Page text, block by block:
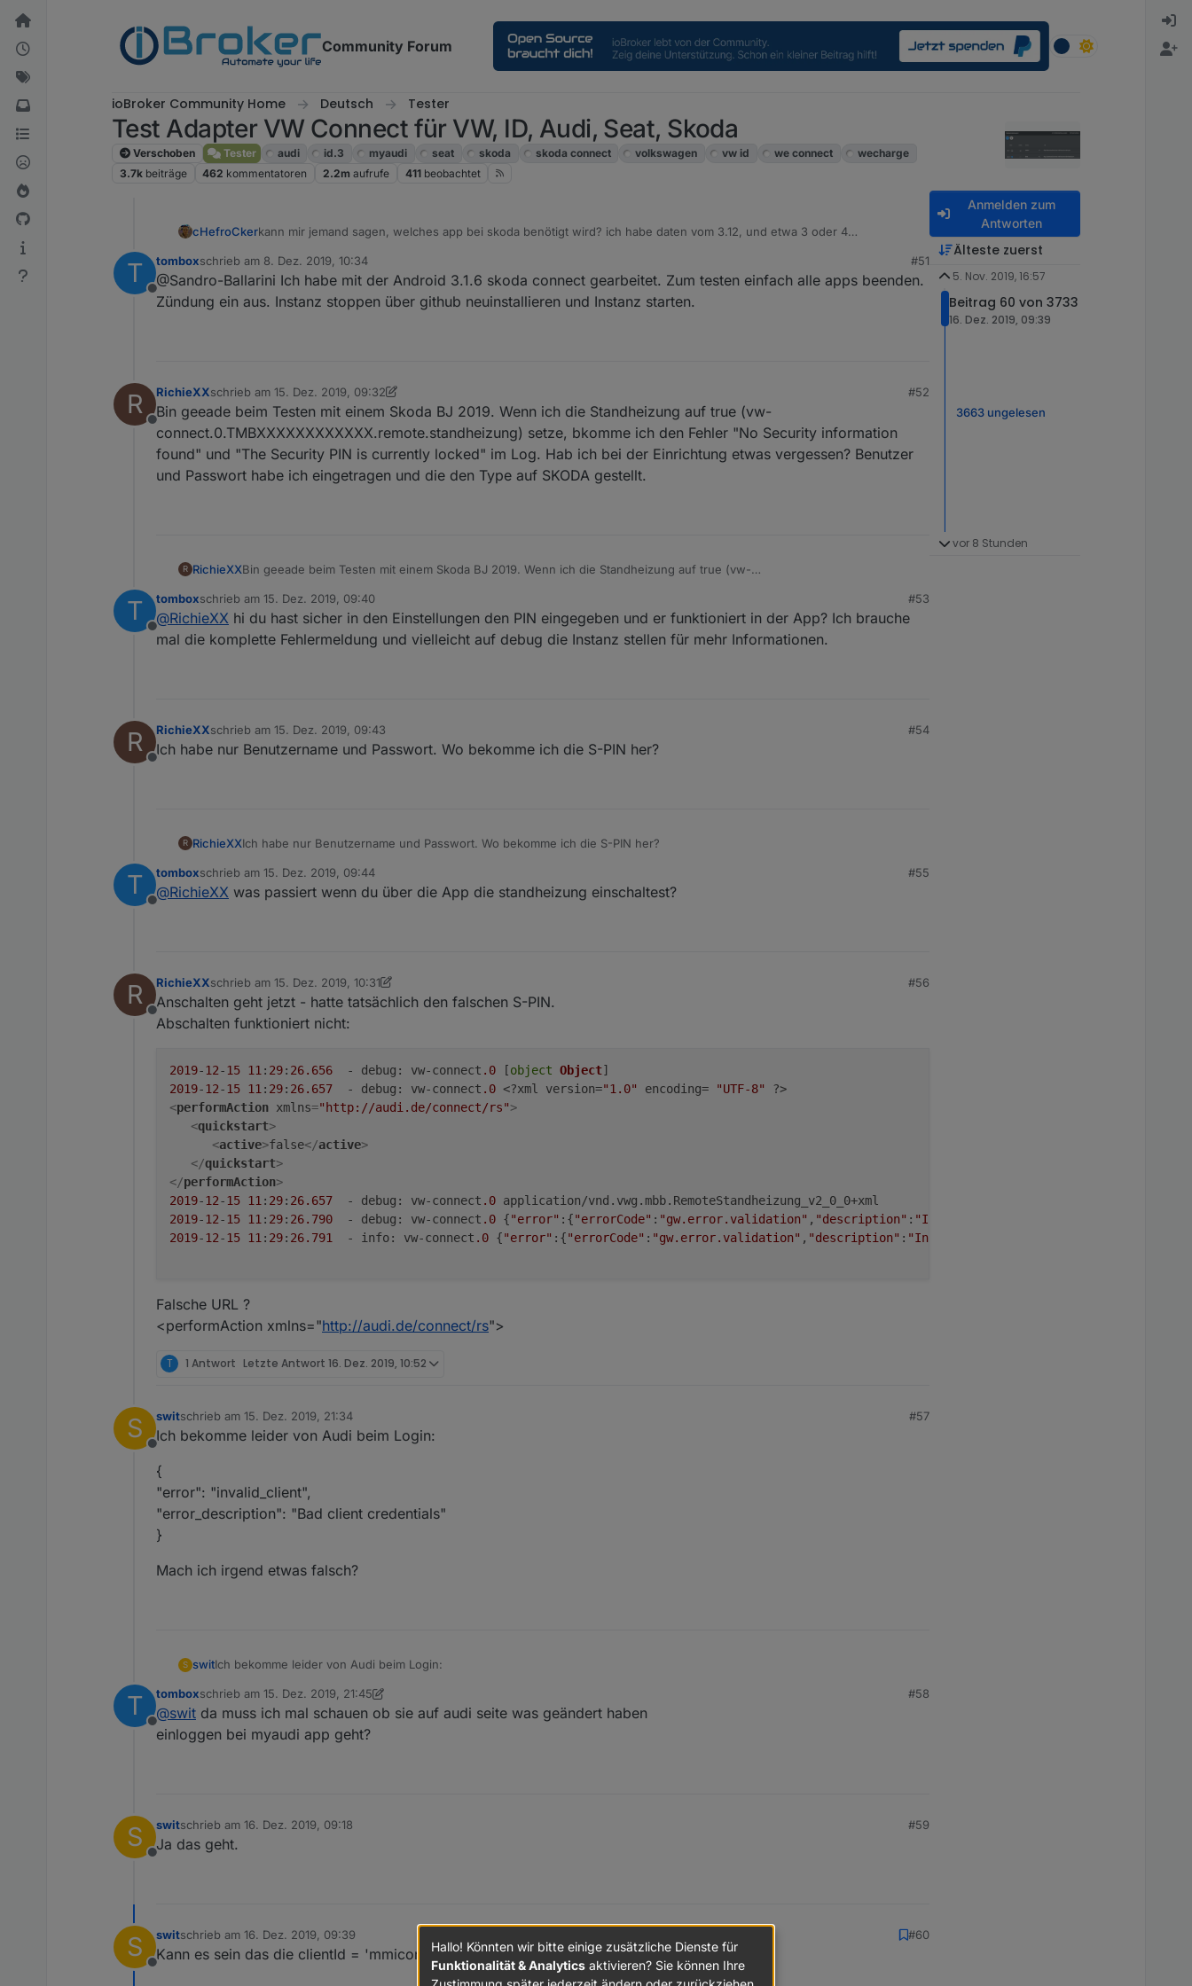
Weiter zum Inhalt
Community Forum
ioBroker Community Home Deutsch Tester
Test Adapter VW Connect für VW, ID, Audi, Seat, Skoda
Verschoben Tester audi id.3 myaudi seat skoda skoda connect volkswagen vw id we connect
wecharge
3.7k beiträge 462 kommentatoren 2.2m aufrufe 411 beobachtet
cHefroCkerkann mir jemand sagen, welches app bei skoda benötigt wird? ich habe daten vom 3.12, und etwa 3 oder 4
geöffnet, und mir einen telegram alarm eingerichtet um über neue daten informiert zu werden
T
Offline
tomboxschrieb am 8. Dez. 2019, 10:34
zuletzt editiert von
#51
@Sandro-Ballarini Ich habe mit der Android 3.1.6 skoda connect gearbeitet. Zum testen einfach alle apps beenden.
Zündung ein aus. Instanz stoppen über github neuinstallieren und Instanz starten.
R
Offline
RichieXXschrieb am 15. Dez. 2019, 09:32
zuletzt editiert von RichieXX
#52
Bin geeade beim Testen mit einem Skoda BJ 2019. Wenn ich die Standheizung auf true (vw-
connect.0.TMBXXXXXXXXXXXX.remote.standheizung) setze, bkomme ich den Fehler "No Security information
found" und "The Security PIN is currently locked" im Log. Hab ich bei der Einrichtung etwas vergessen? Benutzer
und Passwort habe ich eingetragen und die den Type auf SKODA gestellt.
R RichieXXBin geeade beim Testen mit einem Skoda BJ 2019. Wenn ich die Standheizung auf true (vw-
und "The Security PIN is currently locked" im Log. Hab ich bei der Einrichtung etwas vergessen? Benutzer und Passwort
habe ich eingetragen und die den Type auf SKODA gestellt.
T
Offline
tomboxschrieb am 15. Dez. 2019, 09:40
zuletzt editiert von
#53
@RichieXX hi du hast sicher in den Einstellungen den PIN eingegeben und er funktioniert in der App? Ich brauche
mal die komplette Fehlermeldung und vielleicht auf debug die Instanz stellen für mehr Informationen.
R
Offline
RichieXXschrieb am 15. Dez. 2019, 09:43
zuletzt editiert von
#54
Ich habe nur Benutzername und Passwort. Wo bekomme ich die S-PIN her?
R RichieXXIch habe nur Benutzername und Passwort. Wo bekomme ich die S-PIN her?
T
Offline
tomboxschrieb am 15. Dez. 2019, 09:44
zuletzt editiert von
#55
@RichieXX was passiert wenn du über die App die standheizung einschaltest?
R
Offline
RichieXXschrieb am 15. Dez. 2019, 10:31
zuletzt editiert von RichieXX
#56
Anschalten geht jetzt - hatte tatsächlich den falschen S-PIN.
Abschalten funktioniert nicht:
2019-12-15 11 : 29: 26.656
  -
debug : vw-connect .0 [object Object
2019-12-15 11 : 29: 26.657
  -
debug : vw-connect .0 <?xml version="1.0" encoding= "UTF-8"
<performAction xmlns="http://audi.de/connect/rs">
<quickstart>
<active>false</active>
</quickstart>
</performAction>
2019-12-15 11 : 29: 26.657
  -
debug : vw-connect .0 application/vnd. vwg . mbb. RemoteStandheizung_v2_0_0
2019-12-15 11 : 29: 26.790
  -
debug : vw-connect .0 {"error" :{"errorCode" : "gw.error.validation" , "description" : "Invalid Request"
2019-12-15 11 : 29: 26.791
  -
info: vw-connect .0 {"error" :{"errorCode" : "gw.error.validation" , "description" : "Invalid Request"
Falsche URL ?
<performAction xmlns="http://audi.de/connect/rs">
T 1 Antwort Letzte Antwort 16. Dez. 2019, 10:52
S
Offline
switschrieb am 15. Dez. 2019, 21:34
zuletzt editiert von
#57
Ich bekomme leider von Audi beim Login:
{
"error": "invalid_client",
"error_description": "Bad client credentials"
}
Mach ich irgend etwas falsch?
S switIch bekomme leider von Audi beim Login:
{
"error": "invalid_client",
"error_description": "Bad client credentials"
Mach ich irgend etwas falsch?
T
Offline
tomboxschrieb am 15. Dez. 2019, 21:45
zuletzt editiert von tombox
#58
@swit da muss ich mal schauen ob sie auf audi seite was geändert haben
einloggen bei myaudi app geht?
S
Offline
switschrieb am 16. Dez. 2019, 09:18
zuletzt editiert von
#59
Ja das geht.
S
Offline
switschrieb am 16. Dez. 2019, 09:39
zuletzt editiert von
#60
Kann es sein das die clientId = 'mmiconnect_android' nicht mehr gültig ist?
Anmelden zum
Antworten
Älteste zuerst
5. Nov. 2019, 16:57
Beitrag 60 von 3733
16. Dez. 2019, 09:39
3663 ungelesen
vor 8 Stunden
Hallo! Könnten wir bitte einige zusätzliche Dienste für
Funktionalität & Analytics aktivieren? Sie können Ihre